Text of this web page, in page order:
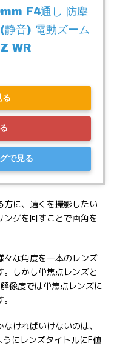
F4通し 防塵
静音) 電動ズーム
WR
で見る
方に、遠くを撮影したい
グを回すことで画角を
々な角度を一本のレンズ
しかし単焦点レンズと
像度では単焦点レンズに
ければいけないのは、
にレンズタイトルにF値